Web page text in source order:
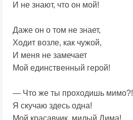
И не знают, что он мой!
Даже он о том не знает,
Ходит возле, как чужой,
И меня не замечает
Мой единственный герой!
— Что же ты проходишь мимо?!
Я скучаю здесь одна!
Мой красавчик, милый Дима!